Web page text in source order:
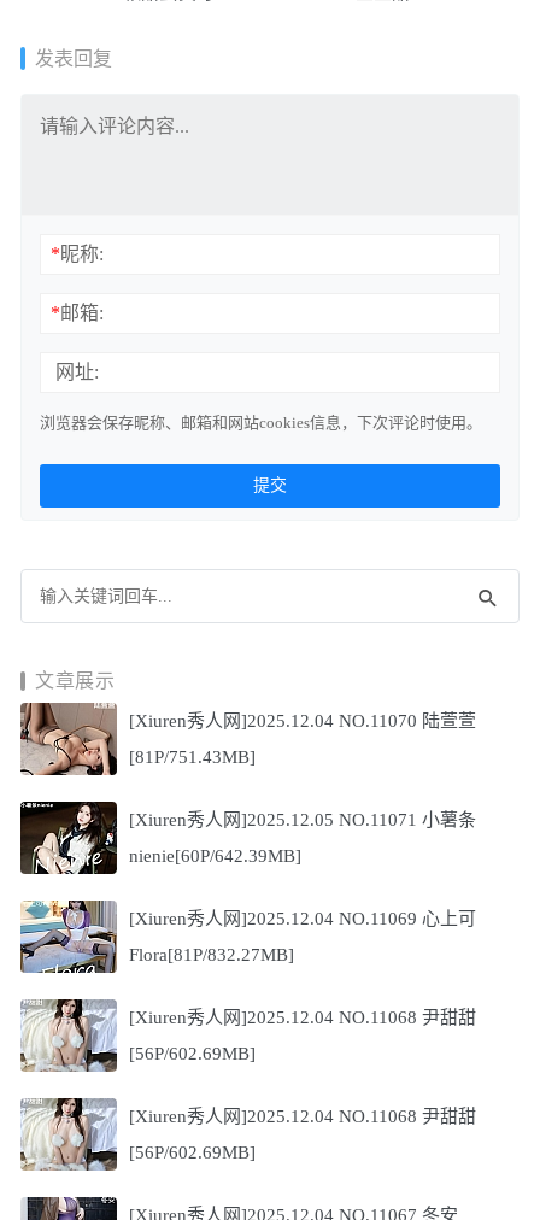
发表回复
*昵称:
*邮箱:
网址:
浏览器会保存昵称、邮箱和网站cookies信息，下次评论时使用。
文章展示
[Xiuren秀人网]2025.12.04 NO.11070 陆萱萱
[81P/751.43MB]
[Xiuren秀人网]2025.12.05 NO.11071 小薯条
nienie[60P/642.39MB]
[Xiuren秀人网]2025.12.04 NO.11069 心上可
Flora[81P/832.27MB]
[Xiuren秀人网]2025.12.04 NO.11068 尹甜甜
[56P/602.69MB]
[Xiuren秀人网]2025.12.04 NO.11068 尹甜甜
[56P/602.69MB]
[Xiuren秀人网]2025.12.04 NO.11067 冬安